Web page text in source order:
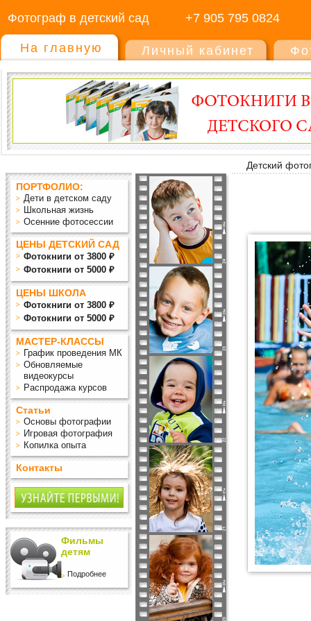
Фотограф в детский сад +7 905 795 0824
На главную Личный кабинет
Детский
ПОРТФОЛИО:
Дети в детском саду
Школьная жизнь
Осенние фотосессии
ЦЕНЫ ДЕТСКИЙ САД
Фотокниги от 3800 ₽
Фотокниги от 5000 ₽
ЦЕНЫ ШКОЛА
Фотокниги от 3800 ₽
Фотокниги от 5000 ₽
МАСТЕР-КЛАССЫ
График проведения МК
Обновляемые
видеокурсы
Распродажа курсов
Статьи
Основы фотографии
Игровая фотография
Копилка опыта
Контакты
Фильмы
детям
Подробнее